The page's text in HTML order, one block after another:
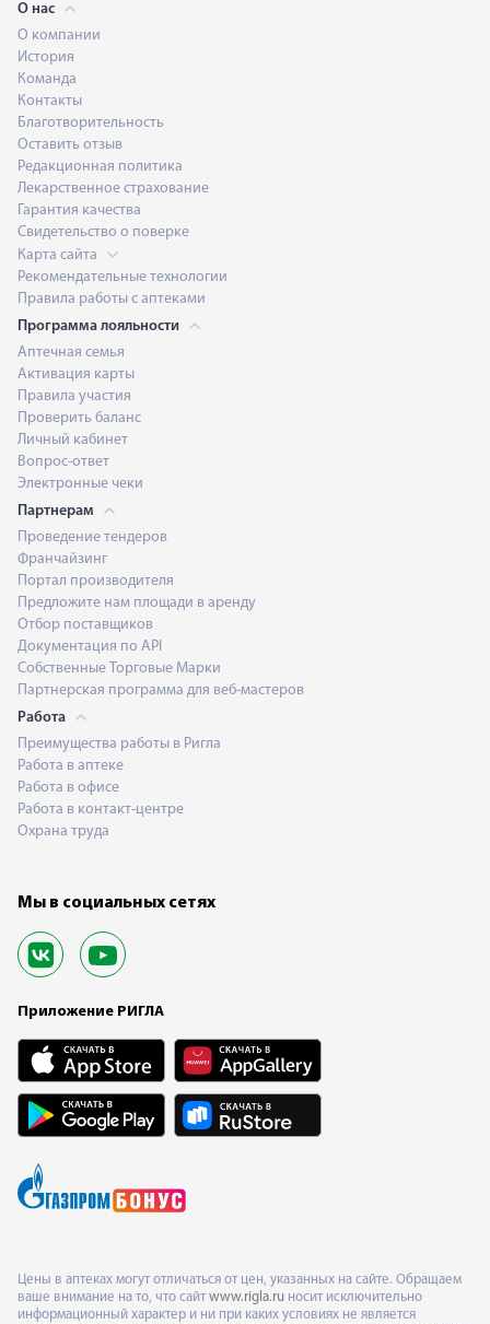
О нас
О компании
История
Команда
Контакты
Благотворительность
Оставить отзыв
Редакционная политика
Лекарственное страхование
Гарантия качества
Свидетельство о поверке
Карта сайта
Рекомендательные технологии
Правила работы с аптеками
Программа лояльности
Аптечная семья
Активация карты
Правила участия
Проверить баланс
Личный кабинет
Вопрос-ответ
Электронные чеки
Партнерам
Проведение тендеров
Франчайзинг
Портал производителя
Предложите нам площади в аренду
Отбор поставщиков
Документация по API
Собственные Торговые Марки
Партнерская программа для веб-мастеров
Работа
Преимущества работы в Ригла
Работа в аптеке
Работа в офисе
Работа в контакт-центре
Охрана труда
Мы в социальных сетях
Приложение РИГЛА
Цены в аптеках могут отличаться от цен, указанных на сайте. Обращаем
ваше внимание на то, что сайт www.rigla.ru носит исключительно
информационный характер и ни при каких условиях не является